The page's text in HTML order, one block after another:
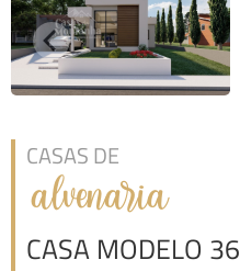
CASAS DE
alvenaria
CASA MODELO 36